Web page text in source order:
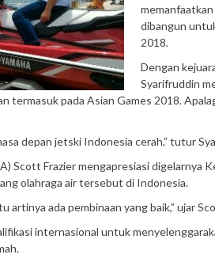
dibangun
2018.
Dengan
Syarifruddin
termasuk pada Asian Games 2018.
depan jetski Indonesia cerah,” tutur
Frazier mengapresiasi digelarnya
olahraga air tersebut di Indonesia.
ada pembinaan yang baik,” ujar
internasional untuk